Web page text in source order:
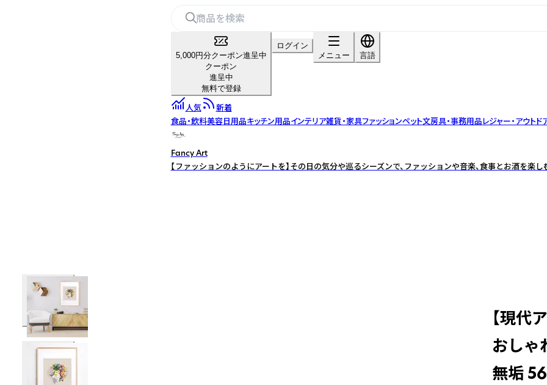
5,000円分クーポン進呈中
クーポン
進呈中
無料で登録
ログイン
メニュー
言語
人気
新着
食品・飲料美容日用品キッチン用品インテリア雑貨・家具ファッションペット文房具・事務用品レジャー・アウトド
Fancy Art
【ファッションのようにアートを】その日の気分や巡るシーズンで、ファッションや音楽、食事とお酒を楽し
【現代
おしゃ
無垢